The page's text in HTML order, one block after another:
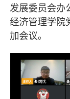
发展委员会办
经济管理学院
加会议。